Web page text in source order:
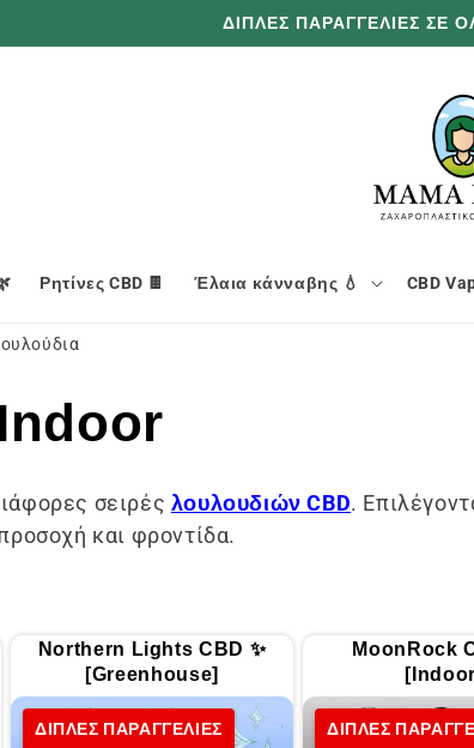
ΔΙΠΛΕΣ ΠΑΡΑΓΓΕΛΙΕΣ ΣΕ
Ρητίνες CBD 🍫 Έλαια κάνναβης 💧 CBD
σειρές λουλουδιών CBD.
και φροντίδα.
Northern Lights CBD ✨
[Greenhouse]
ΔΙΠΛΕΣ ΠΑΡΑΓΓΕΛΙΕΣ
MoonRock
ΔΙΠΛΕΣ